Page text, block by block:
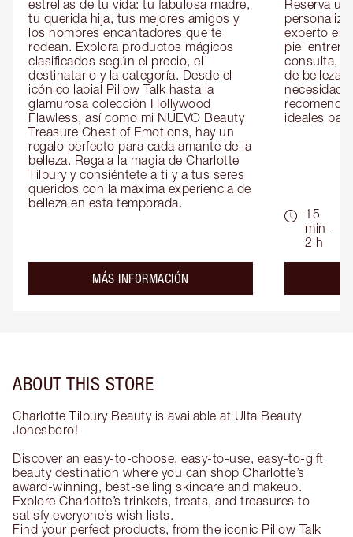
estrellas de tu vida: tu fabulosa madre,
tu querida hija, tus mejores amigos y
los hombres encantadores que te
rodean. Explora productos mágicos
clasificados según el precio, el
destinatario y la categoría. Desde el
icónico labial Pillow Talk hasta la
glamurosa colección Hollywood
Flawless, así como mi NUEVO Beauty
Treasure Chest of Emotions, hay un
regalo perfecto para cada amante de la
belleza. Regala la magia de Charlotte
Tilbury y consiéntete a ti y a tus seres
queridos con la máxima experiencia de
belleza en esta temporada.
MÁS INFORMACIÓN
Reserva
experto en
piel
consulta,
de belleza
ideales
15
min -
2 h
ABOUT THIS STORE
Charlotte Tilbury Beauty is available at Ulta Beauty
Jonesboro!
Discover an easy-to-choose, easy-to-use, easy-to-gift
beauty destination where you can shop Charlotte’s
award-winning, best-selling skincare and makeup.
Explore Charlotte’s trinkets, treats, and treasures to
satisfy everyone’s wish lists.
Find your perfect products, from the iconic Pillow Talk